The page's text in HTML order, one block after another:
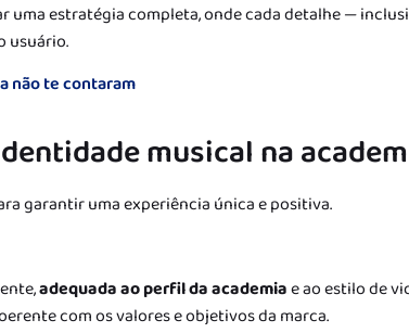
uma estratégia completa, onde cada detalhe —
usuário.
não te contaram
musical na
garantir uma experiência única e positiva.
adequada ao perfil da academiae ao estilo de
com os valores e objetivos da marca.